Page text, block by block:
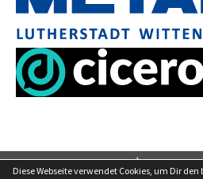
Diese Webseite verwendet Cookies, um Dir